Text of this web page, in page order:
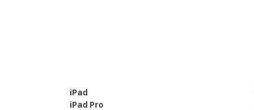
iPad
iPad Pro